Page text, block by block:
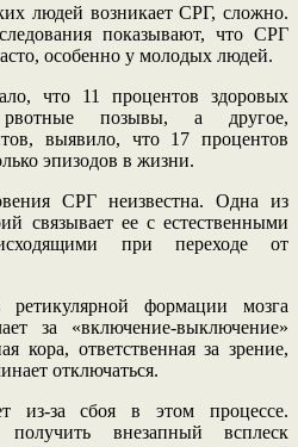
людей возникает СРГ, сложно.
показывают, что СРГ
особенно у молодых людей.
что 11 процентов здоровых
позывы, а другое,
выявило, что 17 процентов
эпизодов в жизни.
СРГ неизвестна. Одна из
связывает ее с естественными
при переходе от
формации мозга
за «включение-выключение»
кора, ответственная за зрение,
отключаться.
из-за сбоя в этом процессе.
внезапный всплеск